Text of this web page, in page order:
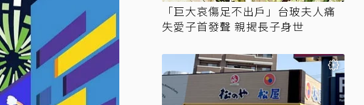
「巨大哀傷足不出戶」台玻夫人痛
失愛子首發聲 親揭長子身世